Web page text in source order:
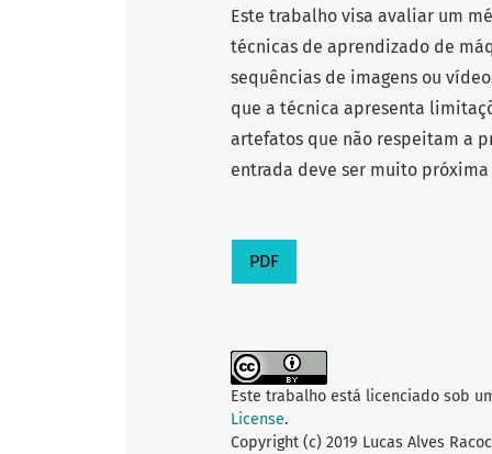
Este trabalho visa avaliar um
técnicas de aprendizado de
sequências de imagens ou
que a técnica apresenta
artefatos que não respeitam a
entrada deve ser muito
PDF
Este trabalho está licenciado sob
License.
Copyright (c) 2019 Lucas Alves